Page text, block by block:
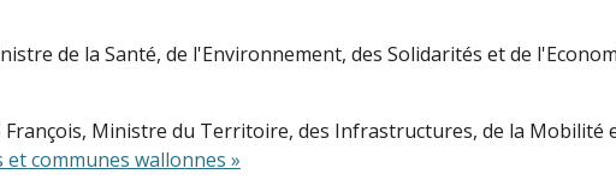
de la Santé, de l'Environnement, des Solidarités et de
François, Ministre du Territoire, des Infrastructures, de la Mobilité
et communes wallonnes »